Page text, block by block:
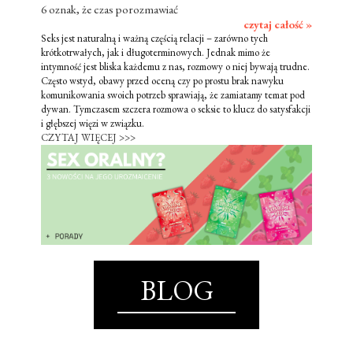
6 oznak, że czas porozmawiać
czytaj całość »
Seks jest naturalną i ważną częścią relacji – zarówno tych
krótkotrwałych, jak i długoterminowych. Jednak mimo że
intymność jest bliska każdemu z nas, rozmowy o niej bywają trudne.
Często wstyd, obawy przed oceną czy po prostu brak nawyku
komunikowania swoich potrzeb sprawiają, że zamiatamy temat pod
dywan. Tymczasem szczera rozmowa o seksie to klucz do satysfakcji
i głębszej więzi w związku.
CZYTAJ WIĘCEJ >>>
BLOG